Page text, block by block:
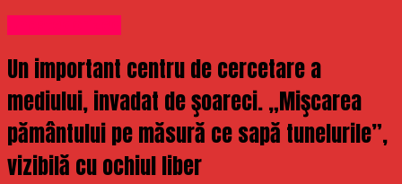
Un important centru de cercetare a
mediului, invadat de şoareci. „Mişcarea
pământului pe măsură ce sapă tunelurile”,
vizibilă cu ochiul liber